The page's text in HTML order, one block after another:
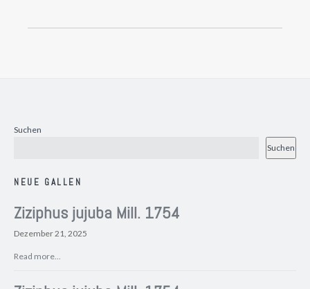
Suchen
Suchen
NEUE GALLEN
Ziziphus jujuba Mill. 1754
Dezember 21, 2025
Read more...